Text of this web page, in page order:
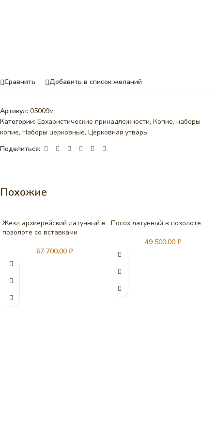
Сравнить Добавить в список желаний
Артикул: 05009м
Категории: Евхаристические принадлежности, Копие, наборы
копие, Наборы церковные, Церковная утварь
Поделиться:
Похожие
Жезл архиерейский латунный в
позолоте со вставками
67 700,00 ₽
Посох латунный в позолоте
49 500,00 ₽